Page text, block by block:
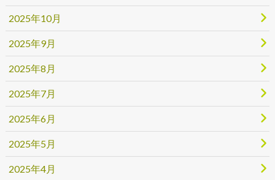
2025年10月
2025年9月
2025年8月
2025年7月
2025年6月
2025年5月
2025年4月